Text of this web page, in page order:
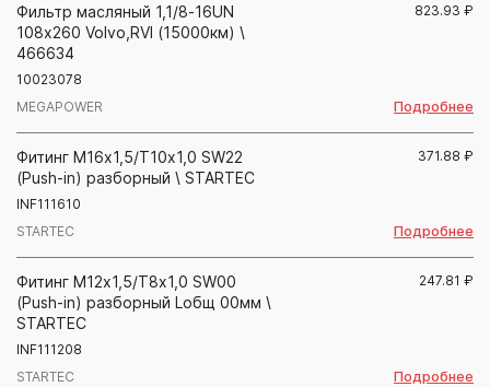
Фильтр масляный 1,1/8-16UN
108х260 Volvo,RVI (15000км) \
466634
10023078
MEGAPOWER
823.93 ₽
Подробнее
Фитинг М16х1,5/Т10х1,0 SW22
(Push-in) разборный \ STARTEC
INF111610
STARTEC
371.88 ₽
Подробнее
Фитинг М12х1,5/Т8х1,0 SW00
(Push-in) разборный Lобщ 00мм \
STARTEC
INF111208
STARTEC
247.81 ₽
Подробнее